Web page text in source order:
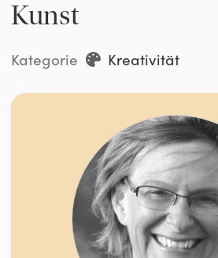
Kunst
Kategorie Kreativität